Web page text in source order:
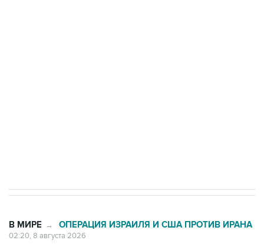
В МИРЕ → ОПЕРАЦИЯ ИЗРАИЛЯ И США ПРОТИВ ИРАНА
02:20, 8 августа 2026